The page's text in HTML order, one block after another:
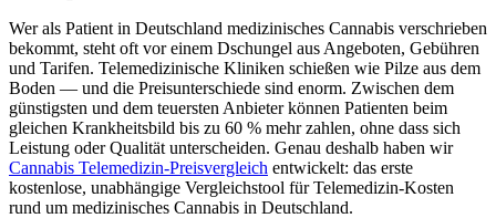
Wer als Patient in Deutschland medizinisches Cannabis verschrieben
bekommt, steht oft vor einem Dschungel aus Angeboten, Gebühren
und Tarifen. Telemedizinische Kliniken schießen wie Pilze aus dem
Boden — und die Preisunterschiede sind enorm. Zwischen dem
günstigsten und dem teuersten Anbieter können Patienten beim
gleichen Krankheitsbild bis zu 60 % mehr zahlen, ohne dass sich
Leistung oder Qualität unterscheiden. Genau deshalb haben wir
Cannabis Telemedizin-Preisvergleich entwickelt: das erste
kostenlose, unabhängige Vergleichstool für Telemedizin-Kosten
rund um medizinisches Cannabis in Deutschland.